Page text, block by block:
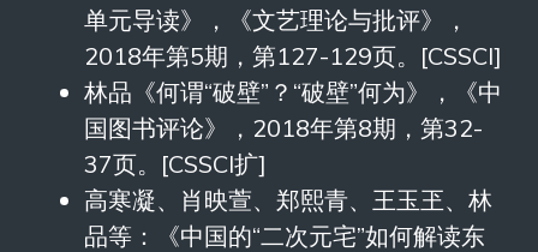
单元导读》，《文艺理论与批评》，
2018年第5期，第127-129页。[CSSCI]
林品《何谓“破壁”？“破壁”何为》，《中
国图书评论》，2018年第8期，第32-
37页。[CSSCI扩]
高寒凝、肖映萱、郑熙青、王玉玊、林
品等：《中国的“二次元宅”如何解读东